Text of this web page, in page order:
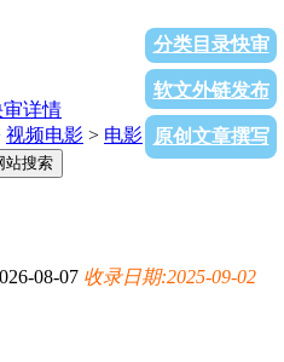
分类目录快审
软文外链发布
原创文章撰写
视频电影 > 电影 > 爆米花视频
站搜索
08-07 收录日期:2025-09-02